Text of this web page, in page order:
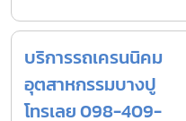
บริการรถเครนนิคม
อุตสาหกรรมบางปู
โทรเลย 098-409-